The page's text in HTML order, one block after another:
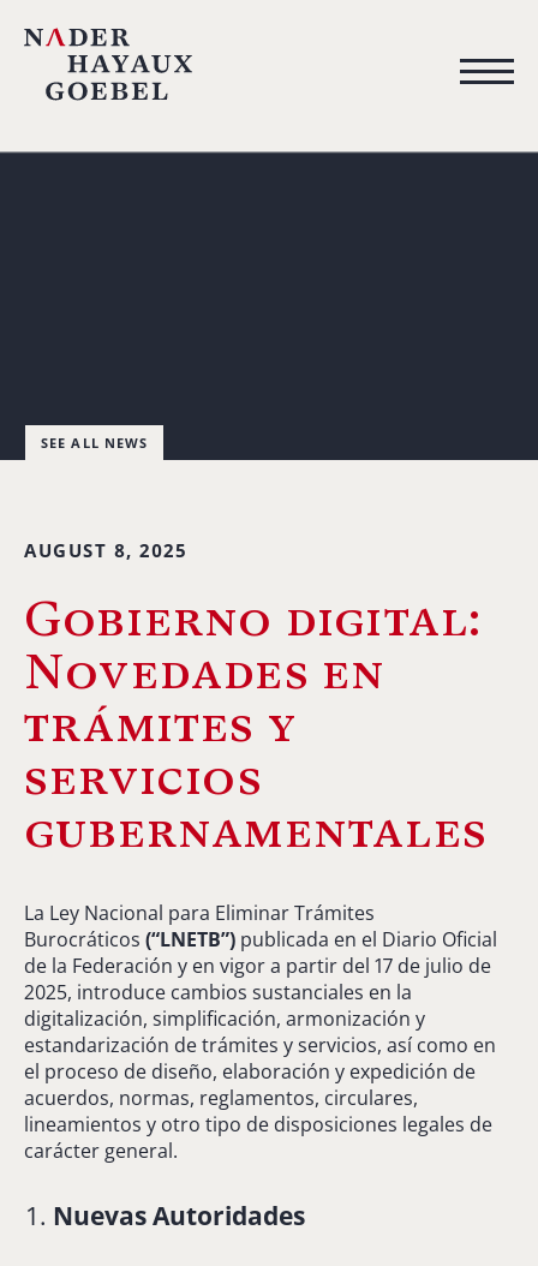
SEE ALL NEWS
AUGUST 8, 2025
Gobierno digital:
Novedades en
trámites y
servicios
gubernamentales
La Ley Nacional para Eliminar Trámites
Burocráticos (“LNETB”) publicada en el Diario Oficial
de la Federación y en vigor a partir del 17 de julio de
2025, introduce cambios sustanciales en la
digitalización, simplificación, armonización y
estandarización de trámites y servicios, así como en
el proceso de diseño, elaboración y expedición de
acuerdos, normas, reglamentos, circulares,
lineamientos y otro tipo de disposiciones legales de
carácter general.
Nuevas Autoridades